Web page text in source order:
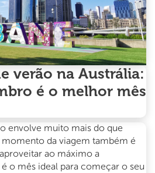
verão na Austrália:
é o melhor mês
envolve muito mais do que
da viagem também é
ao máximo a
o mês ideal para começar o seu